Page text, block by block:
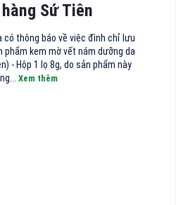
Sứ Tiên
có thông báo về việc đình chỉ lưu
phẩm kem mờ vết nám dưỡng da
- Hộp 1 lọ 8g, do sản phẩm này
Xem thêm